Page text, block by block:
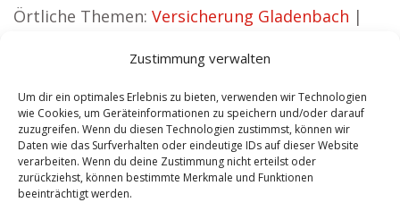
Zustimmung verwalten
Um dir ein optimales Erlebnis zu bieten, verwenden wir Technologien
wie Cookies, um Geräteinformationen zu speichern und/oder darauf
zuzugreifen. Wenn du diesen Technologien zustimmst, können wir
Daten wie das Surfverhalten oder eindeutige IDs auf dieser Website
verarbeiten. Wenn du deine Zustimmung nicht erteilst oder
zurückziehst, können bestimmte Merkmale und Funktionen
beeinträchtigt werden.
Örtliche Themen: Versicherung Gladenbach |
Reisebüro Gladenbach
Versicherung Gladenbach|Hauskauf
Gladenbach
Contents [show]